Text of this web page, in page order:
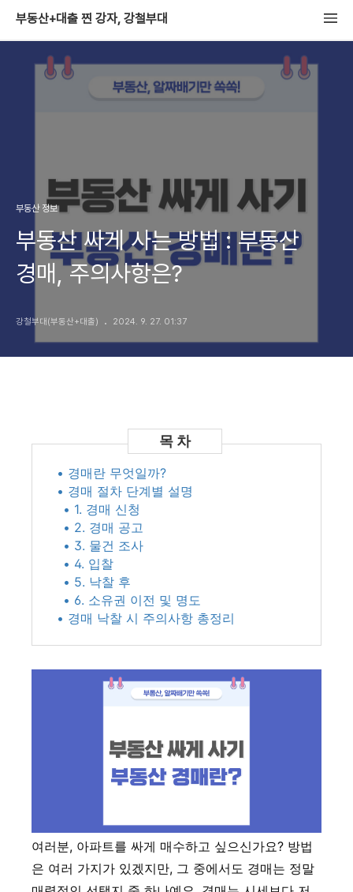
부동산+대출 찐 강자, 강철부대
부동산 정보
부동산 싸게 사는 방법 : 부동산
경매, 주의사항은?
강철부대(부동산+대출) 2024. 9. 27. 01:37
• 경매란 무엇일까?
• 경매 절차 단계별 설명
• 1. 경매 신청
• 2. 경매 공고
• 3. 물건 조사
• 4. 입찰
• 5. 낙찰 후
• 6. 소유권 이전 및 명도
• 경매 낙찰 시 주의사항 총정리
여러분, 아파트를 싸게 매수하고 싶으신가요? 방법
은 여러 가지가 있겠지만, 그 중에서도 경매는 정말